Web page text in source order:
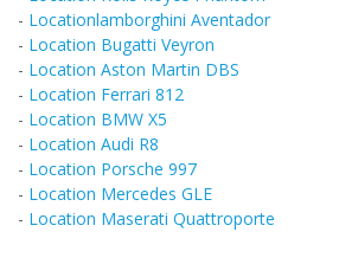
- Locationlamborghini Aventador
- Location Bugatti Veyron
- Location Aston Martin DBS
- Location Ferrari 812
- Location BMW X5
- Location Audi R8
- Location Porsche 997
- Location Mercedes GLE
- Location Maserati Quattroporte